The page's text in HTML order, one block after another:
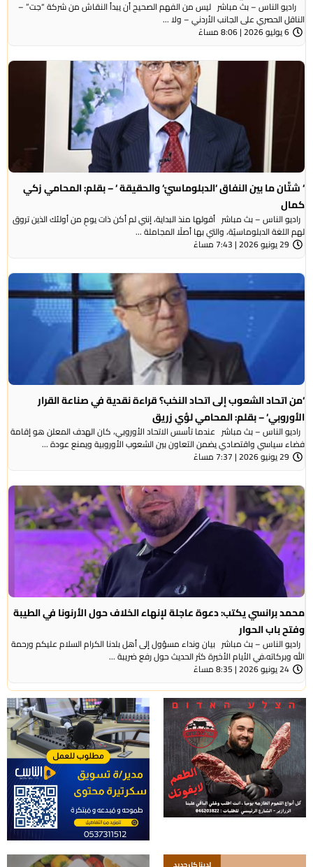
راديو الناس – بث مباشر ليس من الفهم الصحيح أن يبدأ النقاش من شركة “جت” –
الناقل الحصري على الجانب الأردني – ولا ...
6 يوليو 2026 | 8:06 مساءً
‘ شتَّان ما بين النفاق ‘الدبلوماسيّ‘ والحقيقة ‘ – بقلم: المحامي زكي
كمال
راديو الناس – بث مباشر أقولها منذ البداية، إنني لم أكن ذات يومٍ من أولئك الذين تروق
لهم اللغة الدبلوماسيّة، والتي بها أصلًا المجاملة ...
29 يونيو 2026 | 7:43 مساءً
‘من اتحاد الشعوب إلى اتحاد النخب؟ قراءة نقدية في صناعة القرار
الأوروبي‘ – بقلم: المحامي لؤي زريق
راديو الناس – بث مباشر عندما تأسس الاتحاد الأوروبي، كان الهدف المعلن هو إقامة
فضاء سياسي واقتصادي يضمن التعاون بين الشعوب الأوروبية ويمنع عودة ...
29 يونيو 2026 | 7:37 مساءً
محمد برانسي يكتب: دعوة عاجلة لإنهاء الخلاف حول الأرنونا في الطيبة
وفتح باب الحوار
راديو الناس – بث مباشر بيان ونداء مسؤول إلى أهل بلدنا الكرام السلام عليكم ورحمة
الله وبركاته،في الأيام الأخيرة كثر الحديث حول رفع ضريبة ...
24 يونيو 2026 | 8:35 مساءً